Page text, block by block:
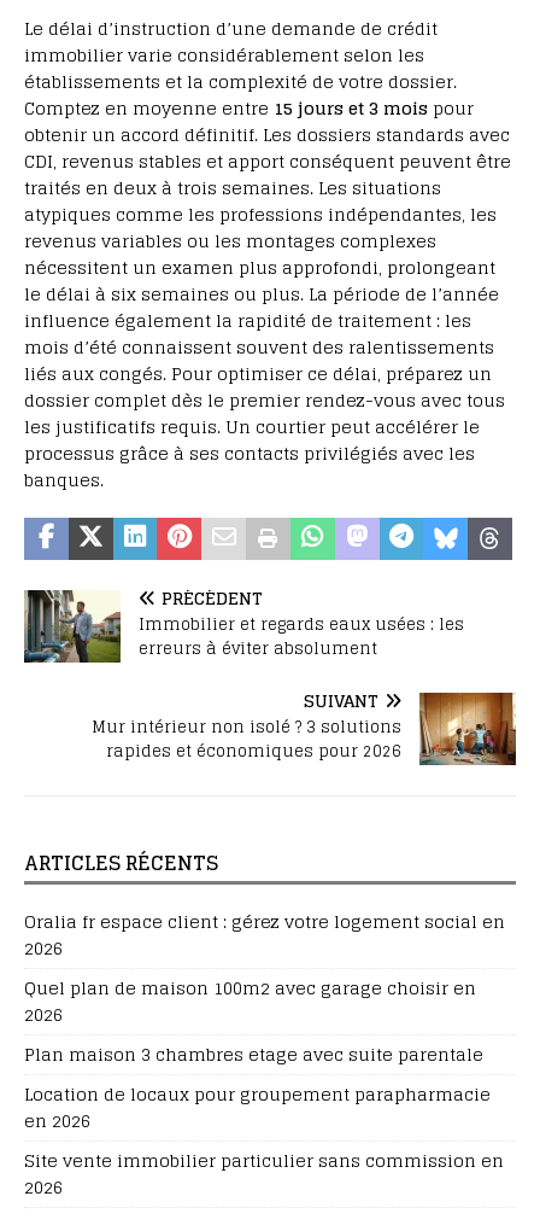
Le délai d’instruction d’une demande de crédit
immobilier varie considérablement selon les
établissements et la complexité de votre dossier.
Comptez en moyenne entre 15 jours et 3 mois pour
obtenir un accord définitif. Les dossiers standards avec
CDI, revenus stables et apport conséquent peuvent être
traités en deux à trois semaines. Les situations
atypiques comme les professions indépendantes, les
revenus variables ou les montages complexes
nécessitent un examen plus approfondi, prolongeant
le délai à six semaines ou plus. La période de l’année
influence également la rapidité de traitement : les
mois d’été connaissent souvent des ralentissements
liés aux congés. Pour optimiser ce délai, préparez un
dossier complet dès le premier rendez-vous avec tous
les justificatifs requis. Un courtier peut accélérer le
processus grâce à ses contacts privilégiés avec les
banques.
PRÉCÉDENT
Immobilier et regards eaux usées : les
erreurs à éviter absolument
SUIVANT
Mur intérieur non isolé ? 3 solutions
rapides et économiques pour 2026
ARTICLES RÉCENTS
Oralia fr espace client : gérez votre logement social en
2026
Quel plan de maison 100m2 avec garage choisir en
2026
Plan maison 3 chambres etage avec suite parentale
Location de locaux pour groupement parapharmacie
en 2026
Site vente immobilier particulier sans commission en
2026